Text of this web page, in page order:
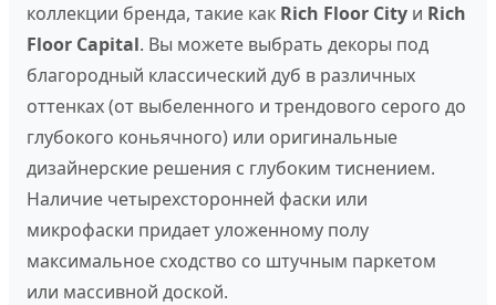
коллекции бренда, такие как Rich Floor City и Rich
Floor Capital. Вы можете выбрать декоры под
благородный классический дуб в различных
оттенках (от выбеленного и трендового серого до
глубокого коньячного) или оригинальные
дизайнерские решения с глубоким тиснением.
Наличие четырехсторонней фаски или
микрофаски придает уложенному полу
максимальное сходство со штучным паркетом
или массивной доской.